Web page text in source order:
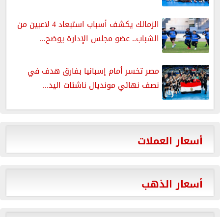
الزمالك يكشف أسباب استبعاد 4 لاعبين من
الشباب.. عضو مجلس الإدارة يوضح...
مصر تخسر أمام إسبانيا بفارق هدف في
نصف نهائي مونديال ناشئات اليد...
أسعار العملات
أسعار الذهب